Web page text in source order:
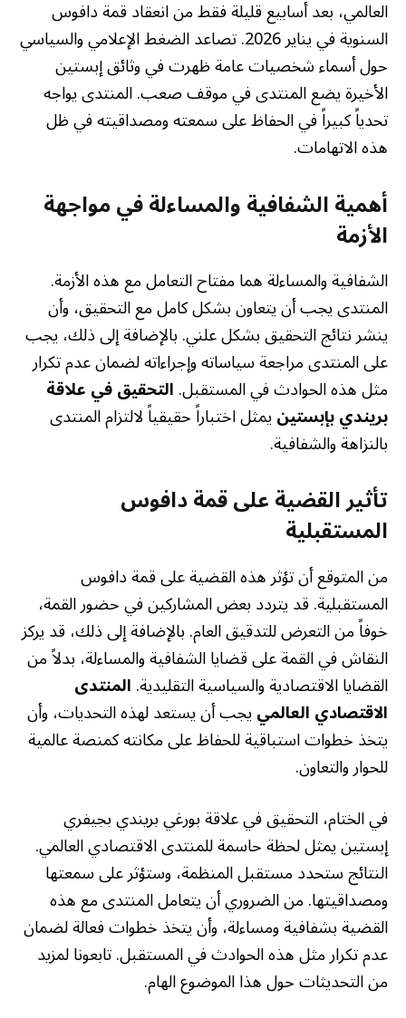
العالمي، بعد أسابيع قليلة فقط من انعقاد قمة دافوس
السنوية في يناير 2026. تصاعد الضغط الإعلامي والسياسي
حول أسماء شخصيات عامة ظهرت في وثائق إبستين
الأخيرة يضع المنتدى في موقف صعب. المنتدى يواجه
تحدياً كبيراً في الحفاظ على سمعته ومصداقيته في ظل
هذه الاتهامات.
أهمية الشفافية والمساءلة في مواجهة
الأزمة
الشفافية والمساءلة هما مفتاح التعامل مع هذه الأزمة.
المنتدى يجب أن يتعاون بشكل كامل مع التحقيق، وأن
ينشر نتائج التحقيق بشكل علني. بالإضافة إلى ذلك، يجب
على المنتدى مراجعة سياساته وإجراءاته لضمان عدم تكرار
مثل هذه الحوادث في المستقبل.التحقيق في علاقة
بريندي بإبستينيمثل اختباراً حقيقياً لالتزام المنتدى
بالنزاهة والشفافية.
تأثير القضية على قمة دافوس
المستقبلية
من المتوقع أن تؤثر هذه القضية على قمة دافوس
المستقبلية. قد يتردد بعض المشاركين في حضور القمة،
خوفاً من التعرض للتدقيق العام. بالإضافة إلى ذلك، قد يركز
النقاش في القمة على قضايا الشفافية والمساءلة، بدلاً من
القضايا الاقتصادية والسياسية التقليدية.المنتدى
الاقتصادي العالمييجب أن يستعد لهذه التحديات، وأن
يتخذ خطوات استباقية للحفاظ على مكانته كمنصة عالمية
للحوار والتعاون.
في الختام، التحقيق في علاقة بورغي بريندي بجيفري
إبستين يمثل لحظة حاسمة للمنتدى الاقتصادي العالمي.
النتائج ستحدد مستقبل المنظمة، وستؤثر على سمعتها
ومصداقيتها. من الضروري أن يتعامل المنتدى مع هذه
القضية بشفافية ومساءلة، وأن يتخذ خطوات فعالة لضمان
عدم تكرار مثل هذه الحوادث في المستقبل. تابعونا لمزيد
من التحديثات حول هذا الموضوع الهام.